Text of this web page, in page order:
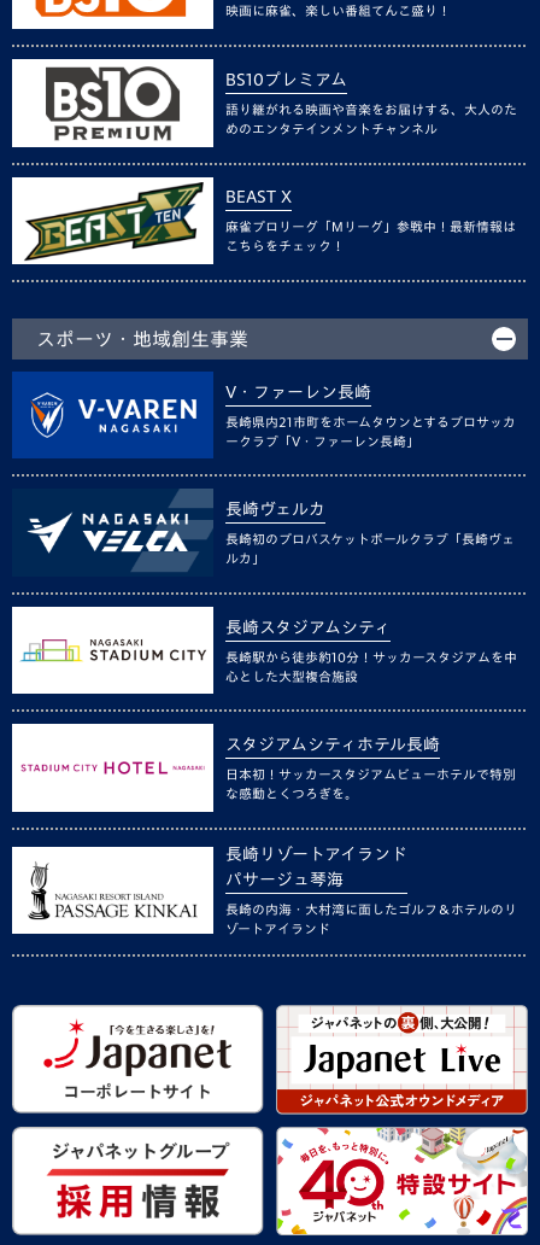
映画に麻雀、楽しい番組てんこ盛り！
BS10プレミアム
語り継がれる映画や音楽をお届けする、大人のた
めのエンタテインメントチャンネル
BEAST X
麻雀プロリーグ「Mリーグ」参戦中！最新情報は
こちらをチェック！
スポーツ・地域創生事業
V・ファーレン長崎
長崎県内21市町をホームタウンとするプロサッカ
ークラブ「V・ファーレン長崎」
長崎ヴェルカ
長崎初のプロバスケットボールクラブ「長崎ヴェ
ルカ」
長崎スタジアムシティ
長崎駅から徒歩約10分！サッカースタジアムを中
心とした大型複合施設
スタジアムシティホテル長崎
日本初！サッカースタジアムビューホテルで特別
な感動とくつろぎを。
長崎リゾートアイランド
パサージュ琴海
長崎の内海・大村湾に面したゴルフ＆ホテルのリ
ゾートアイランド